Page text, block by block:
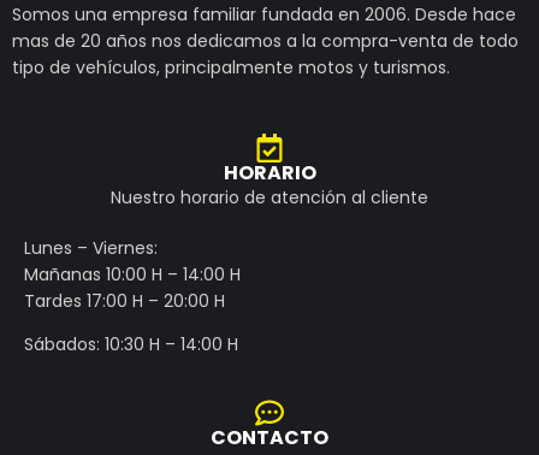
Somos una empresa familiar fundada en 2006. Desde hace
mas de 20 años nos dedicamos a la compra-venta de todo
tipo de vehículos, principalmente motos y turismos.
HORARIO
Nuestro horario de atención al cliente
Lunes – Viernes:
Mañanas 10:00 H – 14:00 H
Tardes 17:00 H – 20:00 H
Sábados: 10:30 H – 14:00 H
CONTACTO